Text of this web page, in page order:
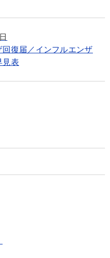
回復届／インフルエンザ
見表